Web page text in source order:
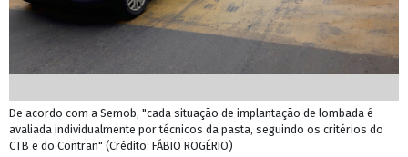
De acordo com a Semob, "cada situação de implantação de lombada é
avaliada individualmente por técnicos da pasta, seguindo os critérios do
CTB e do Contran" (Crédito: FÁBIO ROGÉRIO)